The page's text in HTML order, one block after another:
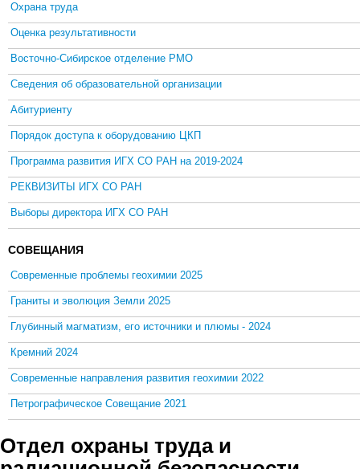
Охрана труда
Оценка результативности
Восточно-Сибирское отделение РМО
Сведения об образовательной организации
Абитуриенту
Порядок доступа к оборудованию ЦКП
Программа развития ИГХ СО РАН на 2019-2024
РЕКВИЗИТЫ ИГХ СО РАН
Выборы директора ИГХ СО РАН
СОВЕЩАНИЯ
Современные проблемы геохимии 2025
Граниты и эволюция Земли 2025
Глубинный магматизм, его источники и плюмы - 2024
Кремний 2024
Современные направления развития геохимии 2022
Петрографическое Совещание 2021
Отдел охраны труда и